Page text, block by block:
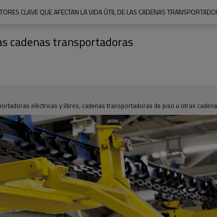
CLAVE QUE AFECTAN LA VIDA ÚTIL DE LAS CADENAS
cadenas transportadoras
eléctricas y libres, cadenas transportadoras de piso u otras